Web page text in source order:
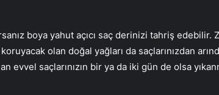
boya yahut açıcı saç derinizi tahriş edebilir.
koruyacak olan doğal yağları da saçlarınızdan
saçlarınızın bir ya da iki gün de olsa